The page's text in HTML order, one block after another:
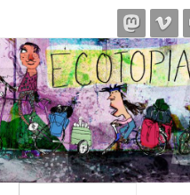
al
contenido